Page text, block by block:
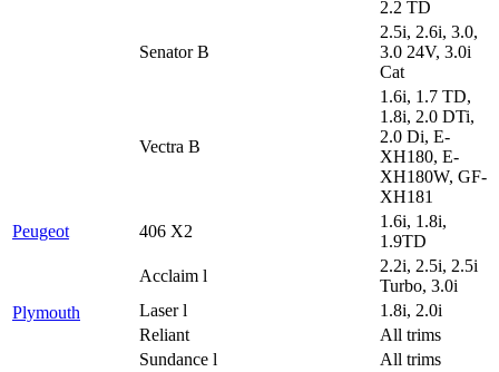
2.2 TD
Senator B
2.5i, 2.6i, 3.0,
3.0 24V, 3.0i
Cat
Vectra B
1.6i, 1.7 TD,
1.8i, 2.0 DTi,
2.0 Di, E-
XH180, E-
XH180W, GF-
XH181
Peugeot
406 X2
1.6i, 1.8i,
1.9TD
Plymouth
Acclaim l
2.2i, 2.5i, 2.5i
Turbo, 3.0i
Laser l
1.8i, 2.0i
Reliant
All trims
Sundance l
All trims